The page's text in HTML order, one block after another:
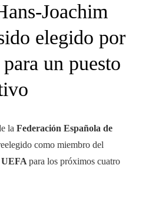
Joachim
elegido por
un puesto
la Federación Española de
como miembro del
UEFA para los próximos cuatro